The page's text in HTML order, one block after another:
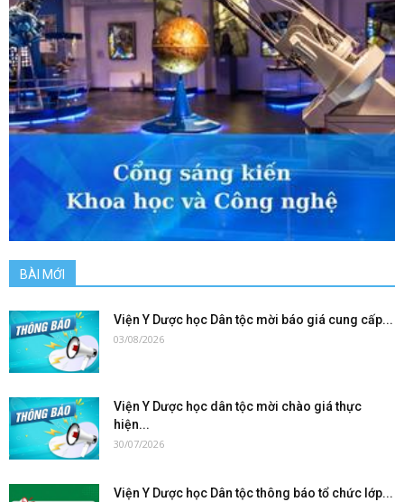
BÀI MỚI
Viện Y Dược học Dân tộc mời báo giá cung cấp...
03/08/2026
Viện Y Dược học dân tộc mời chào giá thực
hiện...
30/07/2026
Viện Y Dược học Dân tộc thông báo tổ chức lớp...